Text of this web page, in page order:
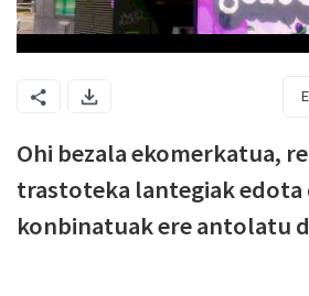
Ohi bezala ekomerkatua,
trastoteka lantegiak edota
konbinatuak ere antolatu